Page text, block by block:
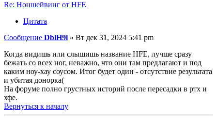
Re: Ноншейвинг от HFE
Цитата
Сообщение DblH9l » Вт дек 31, 2024 5:41 pm
Когда видишь или слышишь название HFE, лучше сразу
бежать со всех ног, неважно, что они там предлагают и под
каким ноу-хау соусом. Итог будет один - отсутствие результата
и убитая донорка(
На форуме полно грустных историй после пересадки в ртх и
хфе.
Вернуться к началу